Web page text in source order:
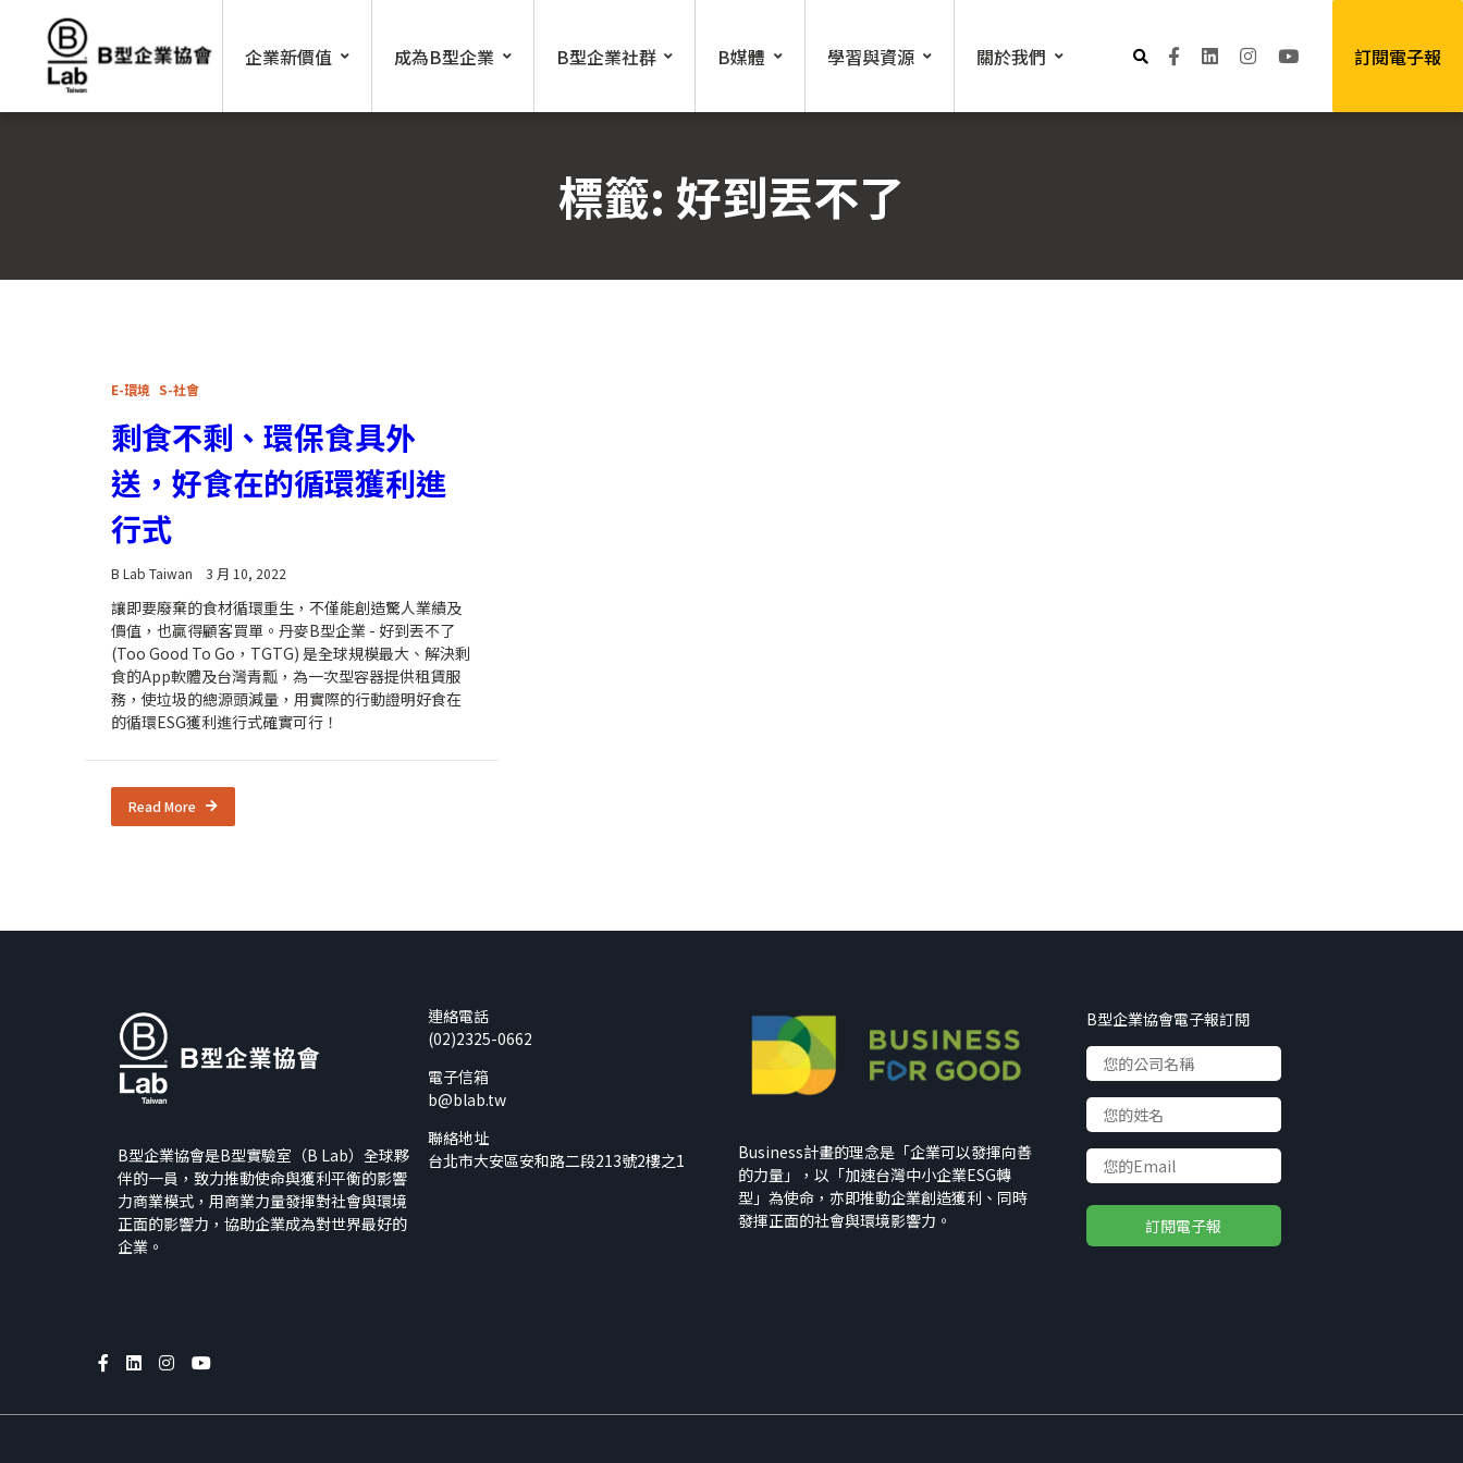
content
企業新價值 成為B型企業 B型企業社群 B媒體 學習與資源 關於我們 訂閱電子報
標籤: 好到丟不了
E-環境 S-社會
剩食不剩、環保食具外
送，好食在的循環獲利進
行式
B Lab Taiwan 3 月 10, 2022
讓即要廢棄的食材循環重生，不僅能創造驚人業績及
價值，也贏得顧客買單。丹麥B型企業 - 好到丟不了
(Too Good To Go，TGTG) 是全球規模最大、解決剩
食的App軟體及台灣青瓢，為一次型容器提供租賃服
務，使垃圾的總源頭減量，用實際的行動證明好食在
的循環ESG獲利進行式確實可行！
Read More
B型企業協會是B型實驗室（B Lab）全球夥
伴的一員，致力推動使命與獲利平衡的影響
力商業模式，用商業力量發揮對社會與環境
正面的影響力，協助企業成為對世界最好的
企業。
連絡電話
(02)2325-0662
電子信箱
b@blab.tw
聯絡地址
台北市大安區安和路二段213號2樓之1
Business計畫的理念是「企業可以發揮向善
的力量」，以「加速台灣中小企業ESG轉
型」為使命，亦即推動企業創造獲利、同時
發揮正面的社會與環境影響力。
B型企業協會電子報訂閱